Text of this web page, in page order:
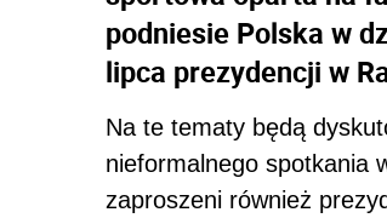
podniesie Polska w
lipca prezydencji w
Na te tematy będą
nieformalnego spotkania
zaproszeni również